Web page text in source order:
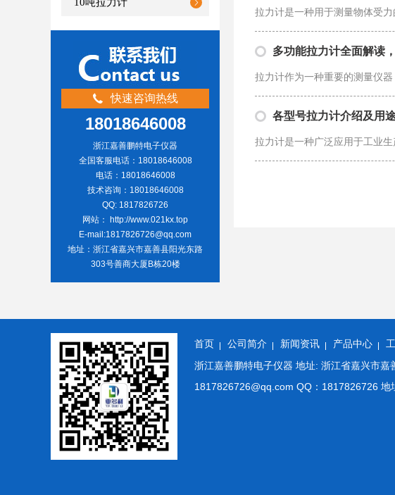
快速咨询热线
18018646008
浙江嘉善鹏特电子仪器
全国客服电话：18018646008
电话：18018646008
技术咨询：18018646008
QQ: 1817826726
网站： http://www.021kx.top
E-mail:1817826726@qq.com
地址：浙江省嘉兴市嘉善县阳光东路
303号善商大厦B栋20楼
多功能拉力计全面解读
各型号拉力计介绍及用
首页 公司简介 新闻资讯 产品中心
浙江嘉善鹏特电子仪器 地址: 浙江省嘉兴市
1817826726@qq.com QQ：1817826726